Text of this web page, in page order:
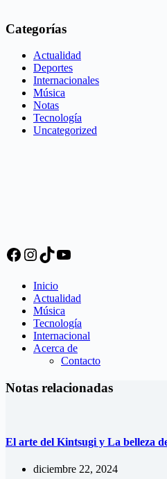
Categorías
Actualidad
Deportes
Internacionales
Música
Notas
Tecnología
Uncategorized
Facebook
Instagram
TikTok
YouTube
Inicio
Actualidad
Música
Tecnología
Internacional
Acerca de
Contacto
Notas relacionadas
El arte del Kintsugi y La belleza
diciembre 22, 2024